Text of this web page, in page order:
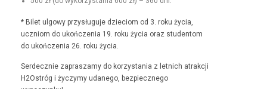
* Bilet ulgo­wy przysługu­je dzieciom od 3. roku życia,
uczniom do ukończenia 19. roku życia oraz stu­den­tom
do ukończenia 26. roku życia.
Serdecznie zaprasza­my do korzys­ta­nia z let­nich atrakcji
H2Ostróg i życzymy udanego, bez­piecznego